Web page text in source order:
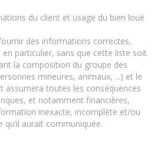
du client et usage du bien loué
des informations correctes,
particulier, sans que cette liste soit
la composition du groupe des
mineures, animaux, ...) et le
assumera toutes les conséquences
et notamment financières,
inexacte, incomplète et/ou
qu’il aurait communiquée.